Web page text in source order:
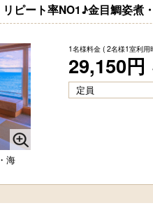
ピート率NO1♪金目鯛姿煮
海
1名様料金 ( 2名様1室利用
29,150円
定員